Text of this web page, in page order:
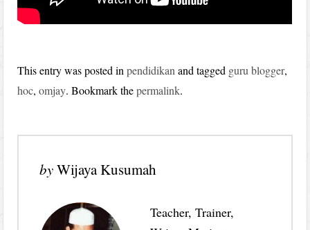
This entry was posted inpendidikan and tagged guru blogger,
hoc,omjay. Bookmark thepermalink.
byWijaya Kusumah
Teacher, Trainer,